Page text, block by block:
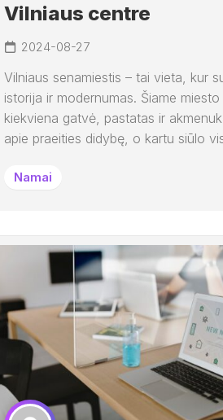
Vilniaus centre
2024-08-27
Vilniaus senamiestis – tai vieta, kur
istorija ir modernumas. Šiame
kiekviena gatvė, pastatas ir
apie praeities didybę, o kartu siūlo
Namai